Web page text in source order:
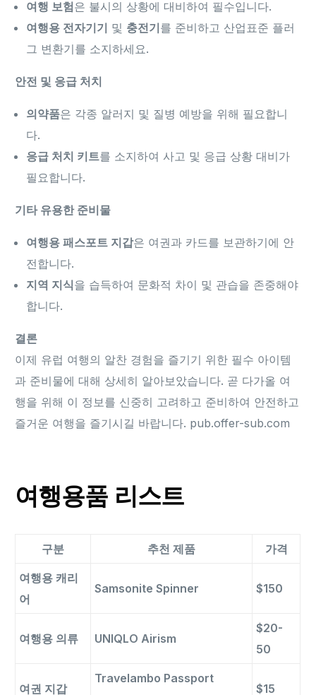
여행 보험은 불시의 상황에 대비하여 필수입니다.
여행용 전자기기 및 충전기를 준비하고 산업표준 플러
그 변환기를 소지하세요.
안전 및 응급 처치
의약품은 각종 알러지 및 질병 예방을 위해 필요합니
다.
응급 처치 키트를 소지하여 사고 및 응급 상황 대비가
필요합니다.
기타 유용한 준비물
여행용 패스포트 지갑은 여권과 카드를 보관하기에 안
전합니다.
지역 지식을 습득하여 문화적 차이 및 관습을 존중해야
합니다.
결론
이제 유럽 여행의 알찬 경험을 즐기기 위한 필수 아이템
과 준비물에 대해 상세히 알아보았습니다. 곧 다가올 여
행을 위해 이 정보를 신중히 고려하고 준비하여 안전하고
즐거운 여행을 즐기시길 바랍니다. pub.offer-sub.com
여행용품 리스트
구분 추천 제품 가격
여행용 캐리
어
Samsonite Spinner $150
여행용 의류 UNIQLO Airism
$20-
50
여권 지갑
Travelambo Passport
$15